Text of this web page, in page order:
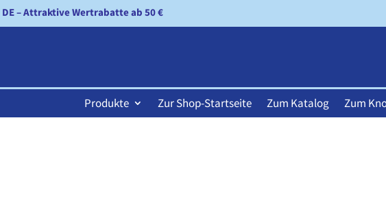
– Attraktive Wertrabatte ab 50 €
Produkte Zur Shop-Startseite Zum Katalog Zum